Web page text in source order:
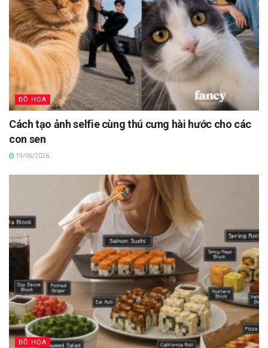
ĐỒ HỌA
Cách tạo ảnh selfie cùng thú cưng hài hước cho các
con sen
19/06/2026
ĐỒ HỌA